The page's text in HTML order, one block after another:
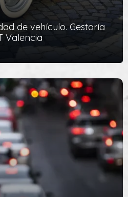
de vehículo. Gestoría
Valencia
vehículo. Gestoría DGT
un vehículo de segunda mano
lo haces a una empresa,…